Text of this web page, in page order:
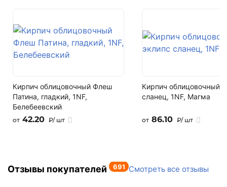
Кирпич облицовочный Флеш
Патина, гладкий, 1NF,
Белебеевский
от 42.20 ₽/ шт
Кирпич облицовочный
сланец, 1NF, Магма
от 86.10 ₽/ шт
Отзывы покупателей 691 Смотреть все отзывы